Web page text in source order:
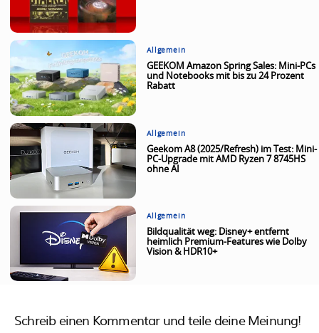
Allgemein
GEEKOM Amazon Spring Sales: Mini-PCs
und Notebooks mit bis zu 24 Prozent
Rabatt
Allgemein
Geekom A8 (2025/Refresh) im Test: Mini-
PC-Upgrade mit AMD Ryzen 7 8745HS
ohne AI
Allgemein
Bildqualität weg: Disney+ entfernt
heimlich Premium-Features wie Dolby
Vision & HDR10+
Schreib einen Kommentar und teile deine Meinung!